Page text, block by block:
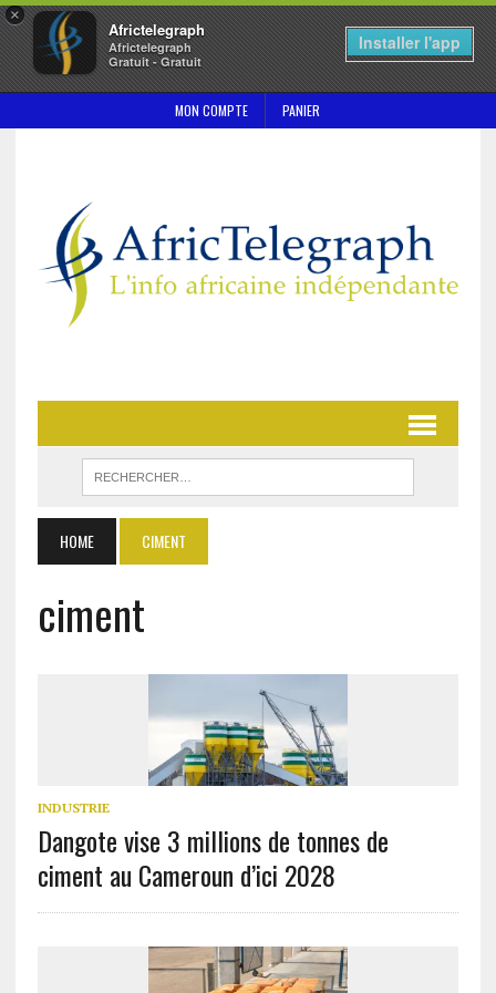
×
Africtelegraph
Africtelegraph
Gratuit - Gratuit
Installer l'app
MON COMPTE PANIER
HOME CIMENT
ciment
INDUSTRIE
Dangote vise 3 millions de tonnes de
ciment au Cameroun d’ici 2028